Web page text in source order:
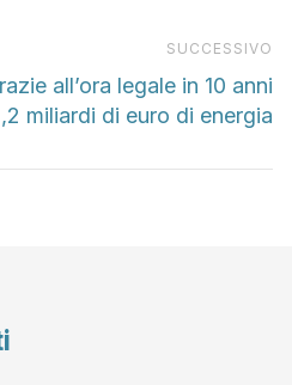
SUCCESSIVO
all’ora legale in 10 anni
miliardi di euro di energia